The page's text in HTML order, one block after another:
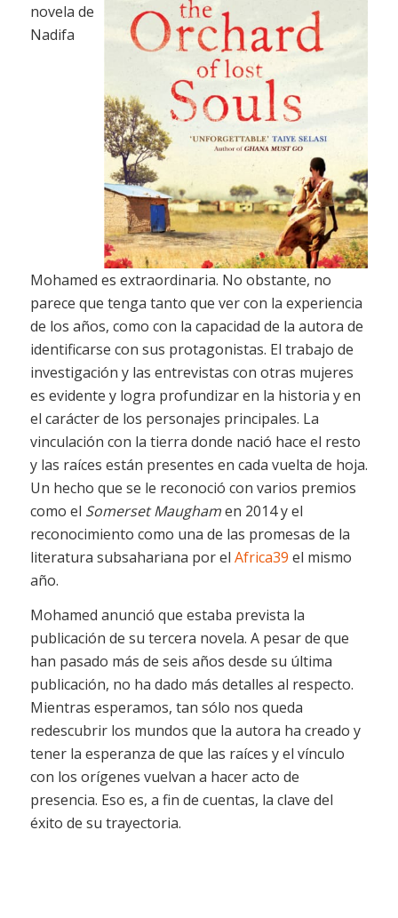
novela de
Nadifa
Mohamed es extraordinaria. No obstante, no
parece que tenga tanto que ver con la experiencia
de los años, como con la capacidad de la autora de
identificarse con sus protagonistas. El trabajo de
investigación y las entrevistas con otras mujeres
es evidente y logra profundizar en la historia y en
el carácter de los personajes principales. La
vinculación con la tierra donde nació hace el resto
y las raíces están presentes en cada vuelta de hoja.
Un hecho que se le reconoció con varios premios
como el Somerset Maughamen 2014 y el
reconocimiento como una de las promesas de la
literatura subsahariana por el Africa39 el mismo
año.
Mohamed anunció que estaba prevista la
publicación de su tercera novela. A pesar de que
han pasado más de seis años desde su última
publicación, no ha dado más detalles al respecto.
Mientras esperamos, tan sólo nos queda
redescubrir los mundos que la autora ha creado y
tener la esperanza de que las raíces y el vínculo
con los orígenes vuelvan a hacer acto de
presencia. Eso es, a fin de cuentas, la clave del
éxito de su trayectoria.